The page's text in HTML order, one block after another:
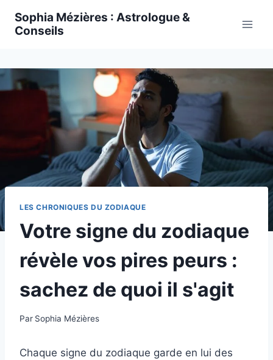
Sophia Mézières : Astrologue &
Conseils
LES CHRONIQUES DU ZODIAQUE
Votre signe du zodiaque
révèle vos pires peurs :
sachez de quoi il s'agit
Par Sophia Mézières
Chaque signe du zodiaque garde en lui des